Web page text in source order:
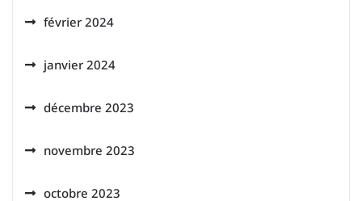
février 2024
janvier 2024
décembre 2023
novembre 2023
octobre 2023